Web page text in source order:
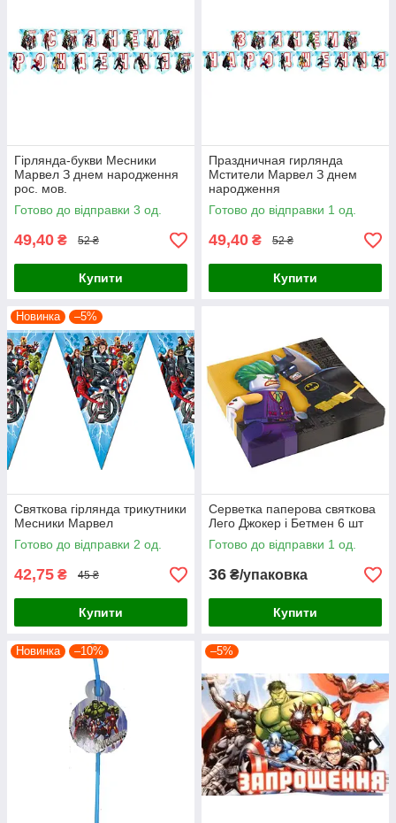
Гірлянда-букви Месники
Марвел З днем народження
рос. мов.
Готово до відправки 3 од.
49,40 ₴ 52 ₴
Купити
Праздничная гирлянда
Мстители Марвел З днем
народження
Готово до відправки 1 од.
49,40 ₴ 52 ₴
Купити
Новинка –5%
Святкова гірлянда трикутники
Месники Марвел
Готово до відправки 2 од.
42,75 ₴ 45 ₴
Купити
Серветка паперова святкова
Лего Джокер і Бетмен 6 шт
Готово до відправки 1 од.
36 ₴/упаковка
Купити
Новинка –10% –5%